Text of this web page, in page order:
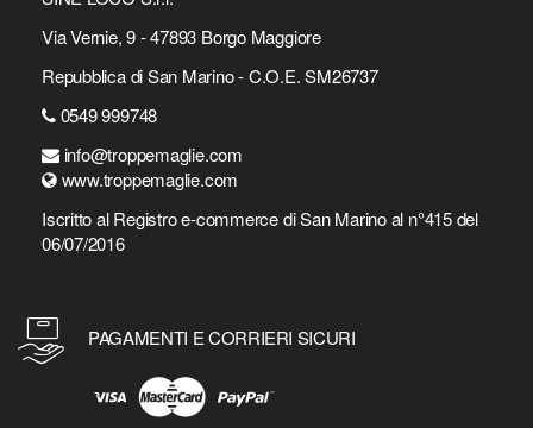
Via Vernie, 9 - 47893 Borgo Maggiore
Repubblica di San Marino - C.O.E. SM26737
0549 999748
info@troppemaglie.com
www.troppemaglie.com
Iscritto al Registro e-commerce di San Marino al n°415 del
06/07/2016
PAGAMENTI E CORRIERI SICURI